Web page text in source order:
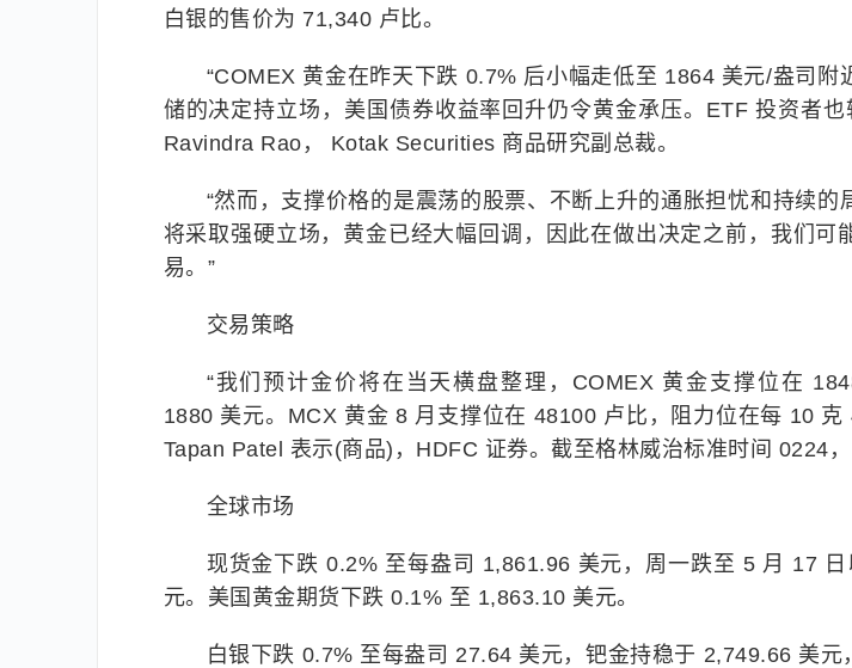
白银的售价为 71,340 卢比。
“COMEX 黄金在昨天下跌 0.7% 后小幅走低至 1864 美元/盎司附
储的决定持立场，美国债券收益率回升仍令黄金承压。ETF 投资者也
Ravindra Rao， Kotak Securities 商品研究副总裁。
“然而，支撑价格的是震荡的股票、不断上升的通胀担忧和持续的
将采取强硬立场，黄金已经大幅回调，因此在做出决定之前，我们可
易。”
交易策略
“我们预计金价将在当天横盘整理，COMEX 黄金支撑位在
1880 美元。MCX 黄金 8 月支撑位在 48100 卢比，阻力位在每 10 克
Tapan Patel 表示(商品)，HDFC 证券。截至格林威治标准时间 0224，
全球市场
现货金下跌 0.2% 至每盎司 1,861.96 美元，周一跌至 5 月 17
元。美国黄金期货下跌 0.1% 至 1,863.10 美元。
白银下跌 0.7% 至每盎司 27.64 美元，钯金持稳于 2,749.66 美元